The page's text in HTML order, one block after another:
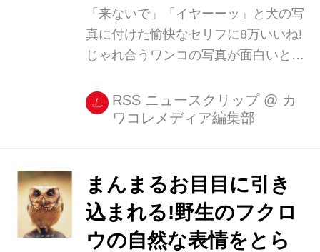
けている。だが、送られてきたビデオ
クリップに映っている猫ほど、彼の演
奏を愛しているファン...
「来ないで」「イヤーーッ」と犬の写
真に付けた愉快なセリフに8万いいね!
じゃれ合うワンコの写真が面白いと、
の写真にセリフを... がくこさん
(@vloc_ol)が9月19日に投稿した写真
っ...... イヤーーーッッ
pic.twitter.com/NSKC6bY3ia — がくこ
(@vloc_ol) 2017年9月19日 がくこさん
によると、散歩から戻った2匹は敷地
RSS ニュースクリップ @ カ
ワコレメディア編集部
まんまるお目目に引き
込まれる!野生のフクロ
ウの自然な表情をとら